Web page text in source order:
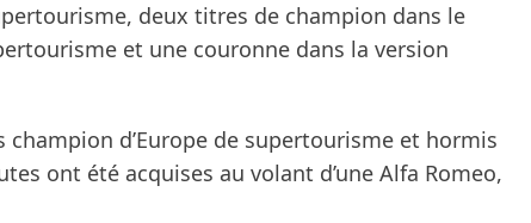
deux titres de champion dans le
et une couronne dans la version
d’Europe de supertourisme et hormis
ont été acquises au volant d’une Alfa Romeo,